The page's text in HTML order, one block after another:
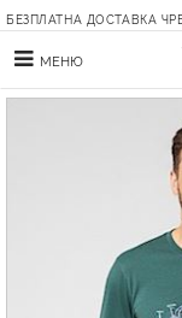
БЕЗПЛАТНА ДОСТАВКА
МЕНЮ